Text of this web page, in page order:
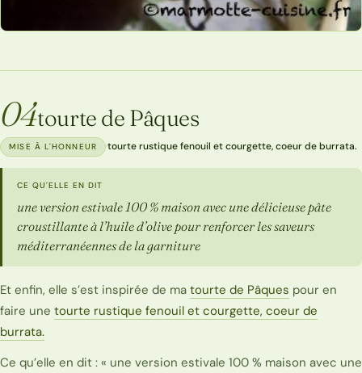
04tourte de Pâques
MISE À L'HONNEUR ·tourte rustique fenouil et courgette, coeur de burrata.
CE QU'ELLE EN DIT
une version estivale 100 % maison avec une délicieuse pâte
croustillante à l’huile d’olive pour renforcer les saveurs
méditerranéennes de la garniture
Et enfin, elle s’est inspirée de ma tourte de Pâques pour en
faire une tourte rustique fenouil et courgette, coeur de
burrata.
Ce qu’elle en dit : « une version estivale 100 % maison avec une